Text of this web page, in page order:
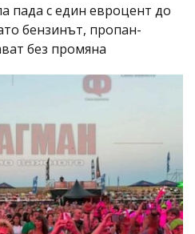
пада с един евроцент до
бензинът, пропан-
без промяна